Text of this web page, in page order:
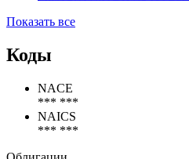
Chase Insurance Trust 2022-
Коды
*** ***